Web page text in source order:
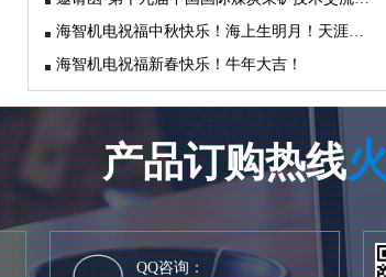
海智机电祝福中秋快乐！海上生明月！天涯共此时！
海智机电祝福新春快乐！牛年大吉！
产品订购热线
QQ咨询：